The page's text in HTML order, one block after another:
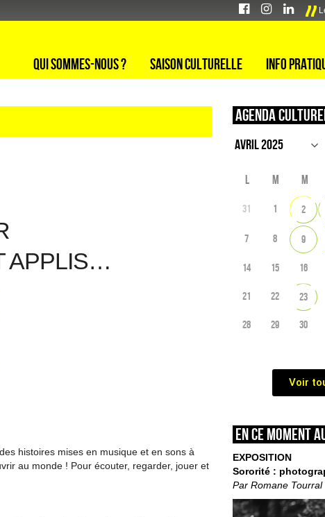
Qui sommes-nous ? Saison culturelle Info
APPLIS…
histoires mises en musique et en sons à
au monde ! Pour écouter, regarder, jouer et
Agenda
L M M
31 1 2
7 8 9
14 15 16
21 22 23
28 29 30
Voir
En ce moment
EXPOSITION
Sororité :
Par Romane Tourral